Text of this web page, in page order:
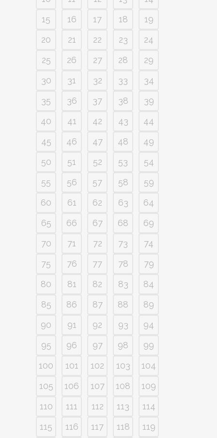
15
16 17 18
19
20
21 22 23
24
25
26 27 28
29
30
31 32 33
34
35
36 37 38
39
40
41 42 43
44
45
46 47 48
49
50
51 52 53
54
55
56 57 58
59
60
61 62 63
64
65
66 67 68
69
70
71 72 73
74
75
76 77 78
79
80
81 82 83
84
85
86 87 88
89
90
91 92 93
94
95
96 97 98
99
100
101 102 103
104
105
106 107 108
109
110
111 112 113
114
115
116 117 118
119